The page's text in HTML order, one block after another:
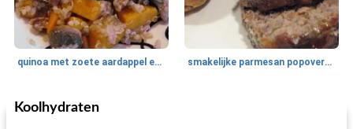
quinoa met zoete aardappel en champignons smakelijke parmesan popovers (gezonder!)
One Dish Meal
Koolhydraten